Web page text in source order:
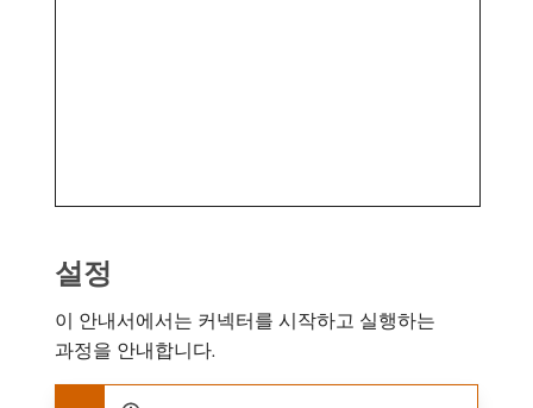
설정
이 안내서에서는 커넥터를 시작하고 실행하는
과정을 안내합니다.